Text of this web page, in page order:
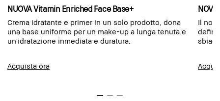
NUOVA Vitamin Enriched Face Base+
Crema idratante e primer in un solo prodotto, dona
una base uniforme per un make-up a lunga tenuta e
un'idratazione inmediata e duratura.
Acquista ora
Il